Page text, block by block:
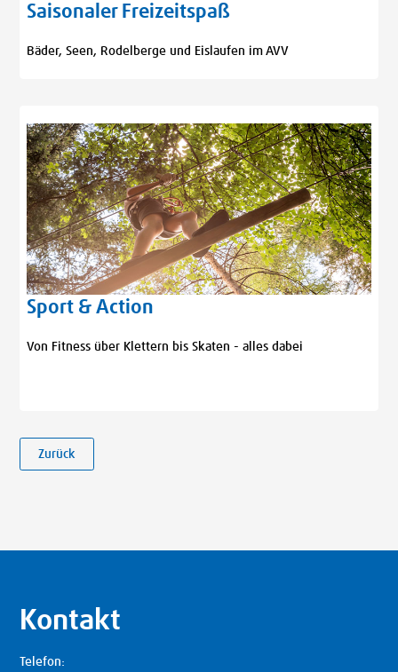
Saisonaler Freizeitspaß
Bäder, Seen, Rodelberge und Eislaufen im AVV
Sport & Action
Von Fitness über Klettern bis Skaten - alles dabei
Zurück
Kontakt
Telefon: